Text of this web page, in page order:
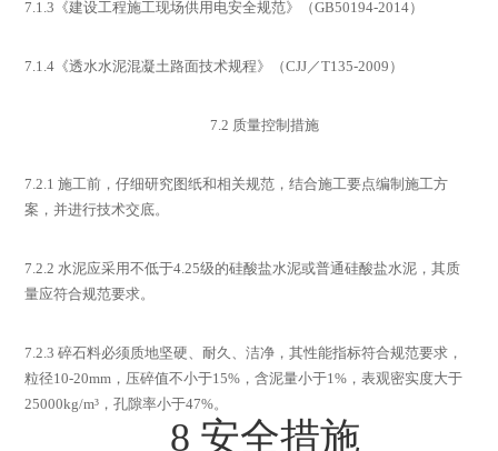
7.1.3 《建设工程施工现场供用电安全规范》（GB50194-2014）
7.1.4 《透水水泥混凝土路面技术规程》（CJJ／T135-2009 ）
7.2 质量控制措施
7.2.1施工前，仔细研究图纸和相关规范，结合施工要点编制施工方
案，并进行技术交底。
7.2.2水泥应采用不低于4.25级的硅酸盐水泥或普通硅酸盐水泥，其质
量应符合规范要求。
7.2.3碎石料必须质地坚硬、耐久、洁净，其性能指标符合规范要求，
粒径10-20mm ，压碎值不小于15% ，含泥量小于1% ，表观密实度大于
25000kg/m³ ，孔隙率小于47%。
8 安全措施